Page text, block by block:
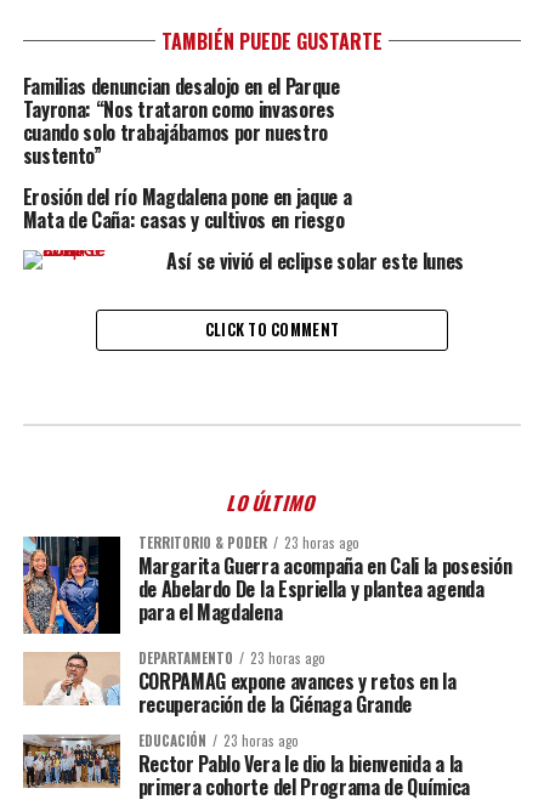
TAMBIÉN PUEDE GUSTARTE
Familias denuncian desalojo en el Parque
Tayrona: “Nos trataron como invasores
cuando solo trabajábamos por nuestro
sustento”
Erosión del río Magdalena pone en jaque a
Mata de Caña: casas y cultivos en riesgo
Así se vivió el eclipse solar este lunes
CLICK TO COMMENT
LO ÚLTIMO
TERRITORIO & PODER 23 horas ago
Margarita Guerra acompaña en Cali la posesión
de Abelardo De la Espriella y plantea agenda
para el Magdalena
DEPARTAMENTO 23 horas ago
CORPAMAG expone avances y retos en la
recuperación de la Ciénaga Grande
EDUCACIÓN 23 horas ago
Rector Pablo Vera le dio la bienvenida a la
primera cohorte del Programa de Química